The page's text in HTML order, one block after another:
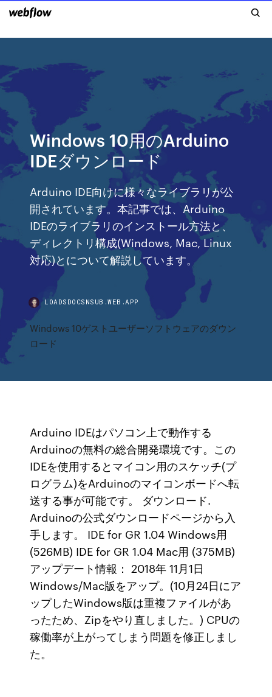
Windows 10用のArduino
IDEダウンロード
Arduino IDE向けに様々なライブラリが公
開されています。本記事では、Arduino
IDEのライブラリのインストール方法と、
ディレクトリ構成(Windows, Mac, Linux
対応)とについて解説しています。
LOADSDOCSNSUB.WEB.APP
Windows 10ゲストユーザーソフトウェアのダウン
ロード
Arduino IDEはパソコン上で動作する
Arduinoの無料の総合開発環境です。この
IDEを使用するとマイコン用のスケッチ(プ
ログラム)をArduinoのマイコンボードへ転
送する事が可能です。 ダウンロード.
Arduinoの公式ダウンロードページから入
手します。 IDE for GR 1.04 Windows用
(526MB) IDE for GR 1.04 Mac用 (375MB)
アップデート情報： 2018年 11月1日
Windows/Mac版をアップ。(10月24日にア
ップしたWindows版は重複ファイルがあ
ったため、Zipをやり直しました。) CPUの
稼働率が上がってしまう問題を修正しまし
た。